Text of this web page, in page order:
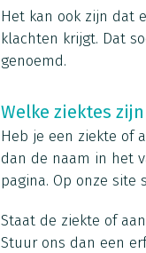
Het kan ook zijn dat
klachten krijgt. Dat
genoemd.
Welke ziektes
Heb je een ziekte of
dan de naam in het
pagina. Op onze site
Staat de ziekte of
Stuur ons dan een